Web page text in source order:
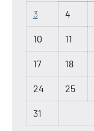
3 4
10 11
17 18
24 25
31